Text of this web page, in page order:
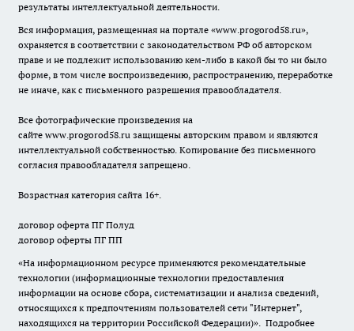
результаты интеллектуальной деятельности.
Вся информация, размещенная на портале «www.progorod58.ru»,
охраняется в соответствии с законодательством РФ об авторском
праве и не подлежит использованию кем-либо в какой бы то ни было
форме, в том числе воспроизведению, распространению, переработке
не иначе, как с письменного разрешения правообладателя.
Все фотографические произведения на
сайте www.progorod58.ru защищены авторским правом и являются
интеллектуальной собственностью. Копирование без письменного
согласия правообладателя запрещено.
Возрастная категория сайта 16+.
договор оферта ПГ Полуд
договор оферты ПГ ПП
«На информационном ресурсе применяются рекомендательные
технологии (информационные технологии предоставления
информации на основе сбора, систематизации и анализа сведений,
относящихся к предпочтениям пользователей сети "Интернет",
находящихся на территории Российской Федерации)». Подробнее